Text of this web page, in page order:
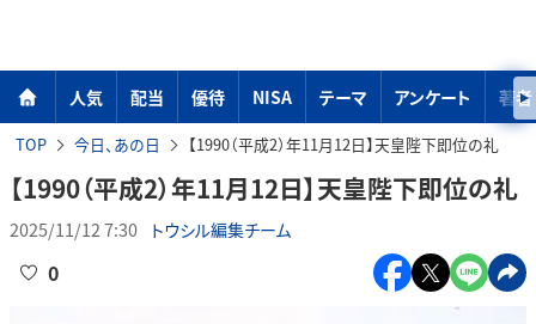
人気 配当 優待 NISA テーマ アンケート 著者
TOP 今日、あの日 【1990（平成2）年11月12日】天皇陛下即位の礼
【1990（平成2）年11月12日】天皇陛下即位の礼
2025/11/12 7:30 トウシル編集チーム
0